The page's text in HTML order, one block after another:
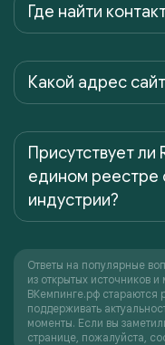
Где найти
Какой адрес
Присутствует
едином реестре
индустрии?
Ответы на популярные
из открытых источников
ВКемпинге.рф стараются
поддерживать
моменты. Если вы
странице, пожалуйста,